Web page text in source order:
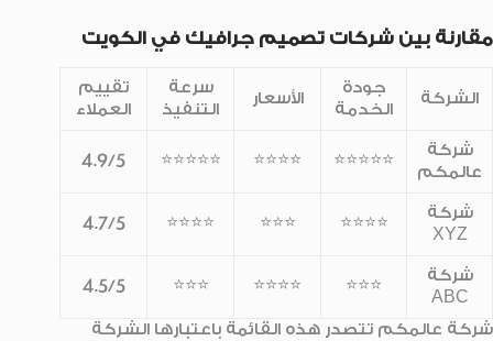
مقارنة بين شركات تصميم جرافيك في الكويت
الشركة
جودة
الخدمة
الأسعار
سرعة
التنفيذ
تقييم
العملاء
شركة
عالمكم
⭐⭐⭐⭐⭐
⭐⭐⭐⭐
⭐⭐⭐⭐⭐
4.9/5
شركة
XYZ
⭐⭐⭐⭐
⭐⭐⭐
⭐⭐⭐⭐
4.7/5
شركة
ABC
⭐⭐⭐
⭐⭐⭐⭐
⭐⭐⭐
4.5/5
شركة عالمكم تتصدر هذه القائمة باعتبارها الشركة